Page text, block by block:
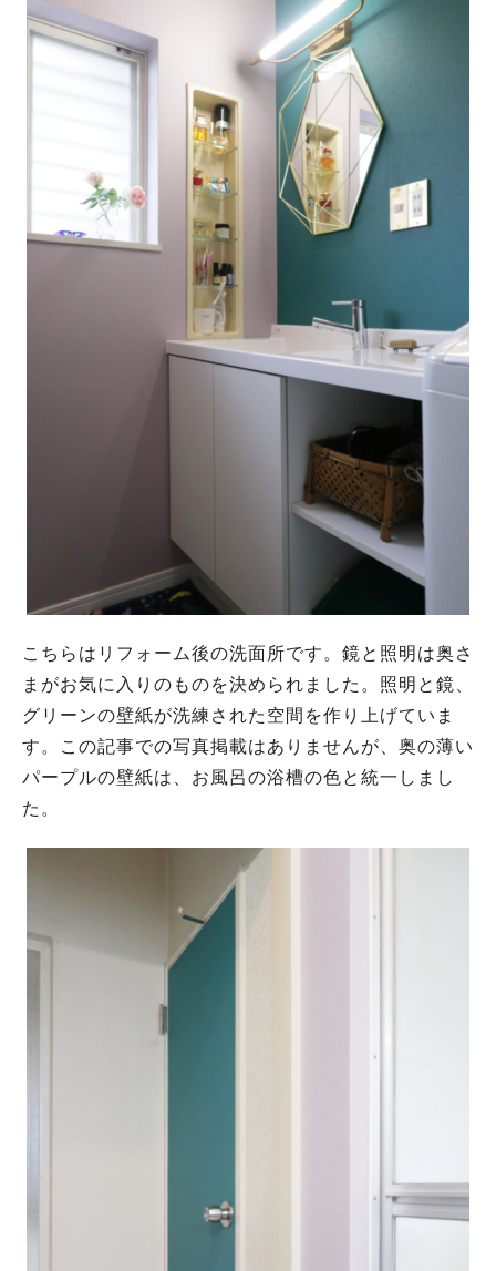
こちらはリフォーム後の洗面所です。鏡と照明は奥さ
まがお気に入りのものを決められました。照明と鏡、
グリーンの壁紙が洗練された空間を作り上げていま
す。この記事での写真掲載はありませんが、奥の薄い
パープルの壁紙は、お風呂の浴槽の色と統一しまし
た。